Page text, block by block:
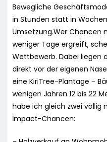
Bewegliche
in Stunden statt in
Umsetzung.Wer Chancen
weniger Tage ergreift,
Wettbewerb. Dabei liegen
direkt vor der eigenen
eine KiriTree-Plantage –
wenigen Jahren 12 bis 22
habe ich gleich zwei völlig
Impact-Chancen: